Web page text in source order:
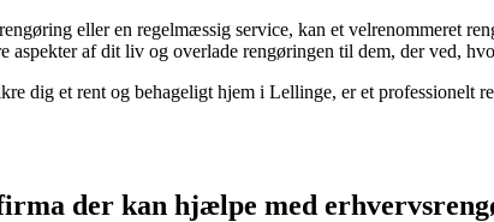
eller en regelmæssig service, kan et velrenommeret
aspekter af dit liv og overlade rengøringen til dem, der ved,
dig et rent og behageligt hjem i Lellinge, er et
der kan hjælpe med